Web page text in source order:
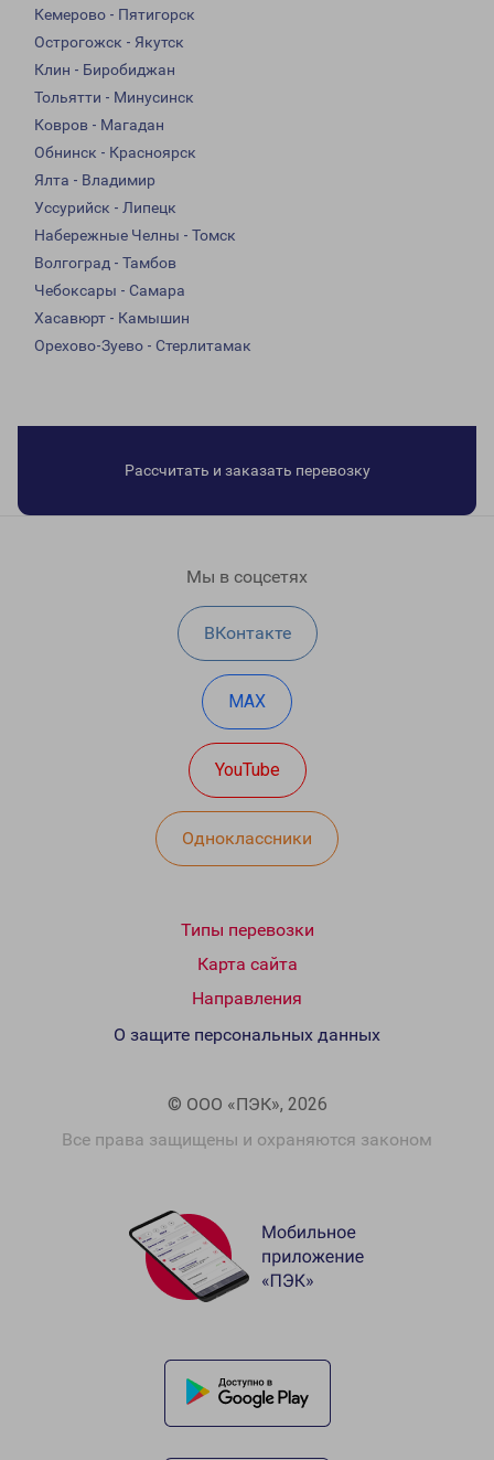
Кемерово - Пятигорск
Острогожск - Якутск
Клин - Биробиджан
Тольятти - Минусинск
Ковров - Магадан
Обнинск - Красноярск
Ялта - Владимир
Уссурийск - Липецк
Набережные Челны - Томск
Волгоград - Тамбов
Чебоксары - Самара
Хасавюрт - Камышин
Орехово-Зуево - Стерлитамак
Рассчитать и заказать перевозку
Мы в соцсетях
ВКонтакте
MAX
YouTube
Одноклассники
Типы перевозки
Карта сайта
Направления
© ООО «ПЭК», 2026
Все права защищены и охраняются законом
О защите персональных данных